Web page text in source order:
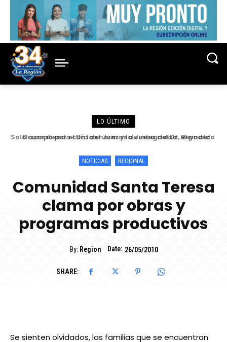
LO ÚLTIMO
“Solo cumpliendo con las normas de integridad, el poder
esfuerzos de anticorrupción en...
Discurso por el Día del Juez y la Jueza del Dr. Reynaldo
NOTICIAS REGIONAL
Comunidad Santa Teresa
clama por obras y
programas productivos
By: Region Date: 26/05/2010
SHARE:
Se sienten olvidados, las familias que se encuentran